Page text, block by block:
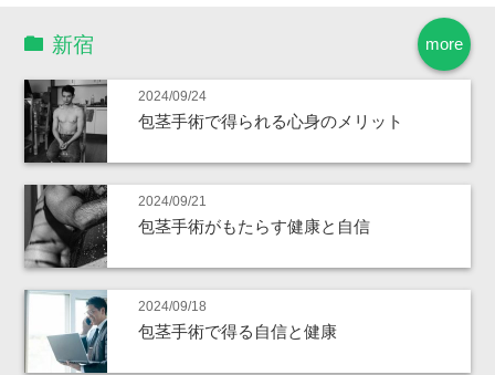
more
新宿
2024/09/24
包茎手術で得られる心身のメリット
2024/09/21
包茎手術がもたらす健康と自信
2024/09/18
包茎手術で得る自信と健康